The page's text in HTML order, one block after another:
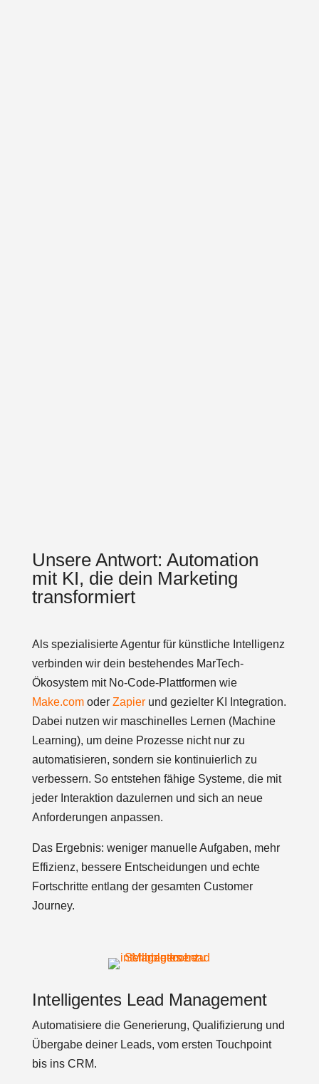
Unsere Antwort: Automation
mit KI, die dein Marketing
transformiert
Als spezialisierte Agentur für künstliche Intelligenz
verbinden wir dein bestehendes MarTech-
Ökosystem mit No-Code-Plattformen wie
Make.comoder Zapierund gezielter KI Integration.
Dabei nutzen wir maschinelles Lernen (Machine
Learning), um deine Prozesse nicht nur zu
automatisieren, sondern sie kontinuierlich zu
verbessern. So entstehen fähige Systeme, die mit
jeder Interaktion dazulernen und sich an neue
Anforderungen anpassen.
Das Ergebnis: weniger manuelle Aufgaben, mehr
Effizienz, bessere Entscheidungen und echte
Fortschritte entlang der gesamten Customer
Journey.
Intelligentes Lead Management
Automatisiere die Generierung, Qualifizierung und
Übergabe deiner Leads, vom ersten Touchpoint
bis ins CRM.